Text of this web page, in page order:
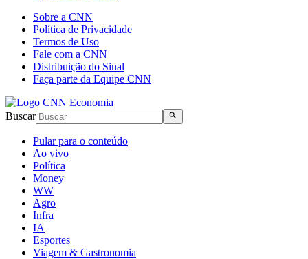
Sobre a CNN
Política de Privacidade
Termos de Uso
Fale com a CNN
Distribuição do Sinal
Faça parte da Equipe CNN
Buscar
Pular para o conteúdo
Ao vivo
Política
Money
WW
Agro
Infra
IA
Esportes
Viagem & Gastronomia